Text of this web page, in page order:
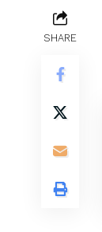
SHARE